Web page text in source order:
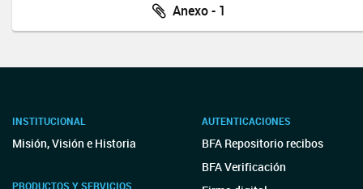
Anexo - 1
INSTITUCIONAL
Misión, Visión e Historia
PRODUCTOS Y SERVICIOS
AUTENTICACIONES
BFA Repositorio recibos
BFA Verificación